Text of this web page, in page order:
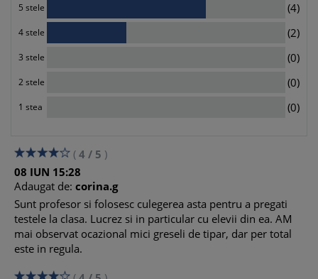
5 stele (4)
4 stele (2)
3 stele (0)
2 stele (0)
1 stea (0)
( 4 / 5 )
08 IUN 15:28
Adaugat de: corina.g
Sunt profesor si folosesc culegerea asta pentru a pregati
testele la clasa. Lucrez si in particular cu elevii din ea. AM
mai observat ocazional mici greseli de tipar, dar per total
este in regula.